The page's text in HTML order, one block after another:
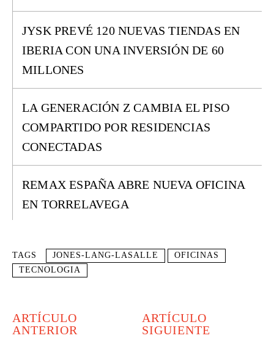
JYSK PREVÉ 120 NUEVAS TIENDAS EN
IBERIA CON UNA INVERSIÓN DE 60
MILLONES
LA GENERACIÓN Z CAMBIA EL PISO
COMPARTIDO POR RESIDENCIAS
CONECTADAS
REMAX ESPAÑA ABRE NUEVA OFICINA
EN TORRELAVEGA
TAGS JONES-LANG-LASALLE
OFICINAS
TECNOLOGIA
ARTÍCULO
ANTERIOR
ARTÍCULO
SIGUIENTE